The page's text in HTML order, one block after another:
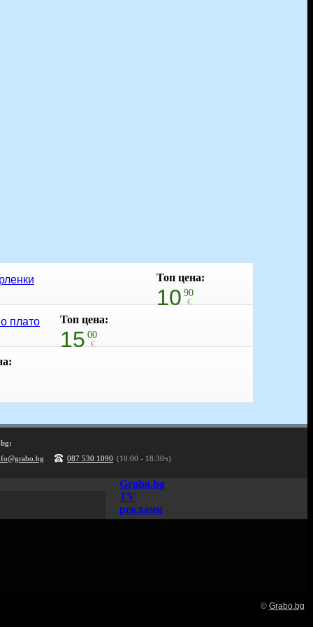
Топ цена:
10 90
€
Топ цена:
15 00
€
плато
087 530 1090 (10:00 - 18:30ч)
Grabo.bg
TV
реклами
© Grabo.bg